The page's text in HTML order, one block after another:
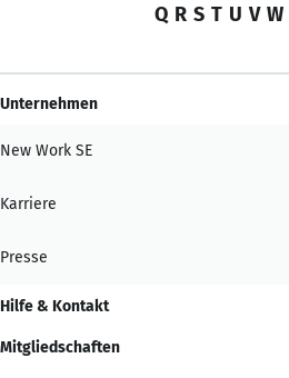
Q R S T U V W
Unternehmen
New Work SE
Karriere
Presse
Hilfe & Kontakt
Mitgliedschaften